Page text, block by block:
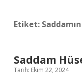
Etiket:
Saddam
Tarih: Ekim 22, 2024